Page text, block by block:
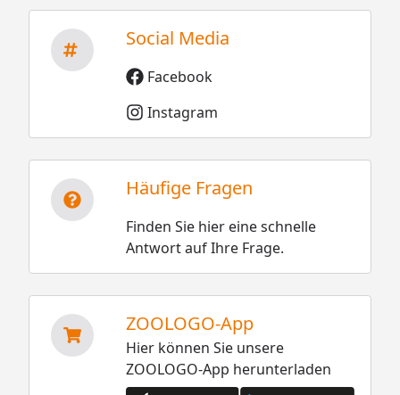
Social Media
Facebook
Instagram
Häufige Fragen
Finden Sie hier eine schnelle
Antwort auf Ihre Frage.
ZOOLOGO-App
Hier können Sie unsere
ZOOLOGO-App herunterladen